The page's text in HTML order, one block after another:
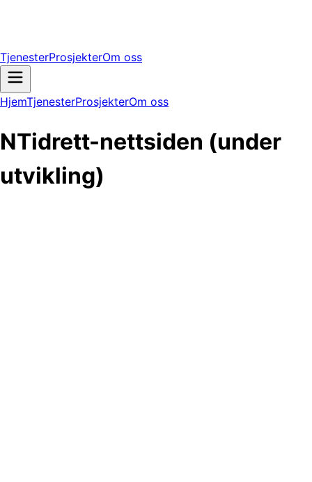
TjenesterProsjekterOm oss
HjemTjenesterProsjekterOm oss
NTidrett-nettsiden (under
utvikling)